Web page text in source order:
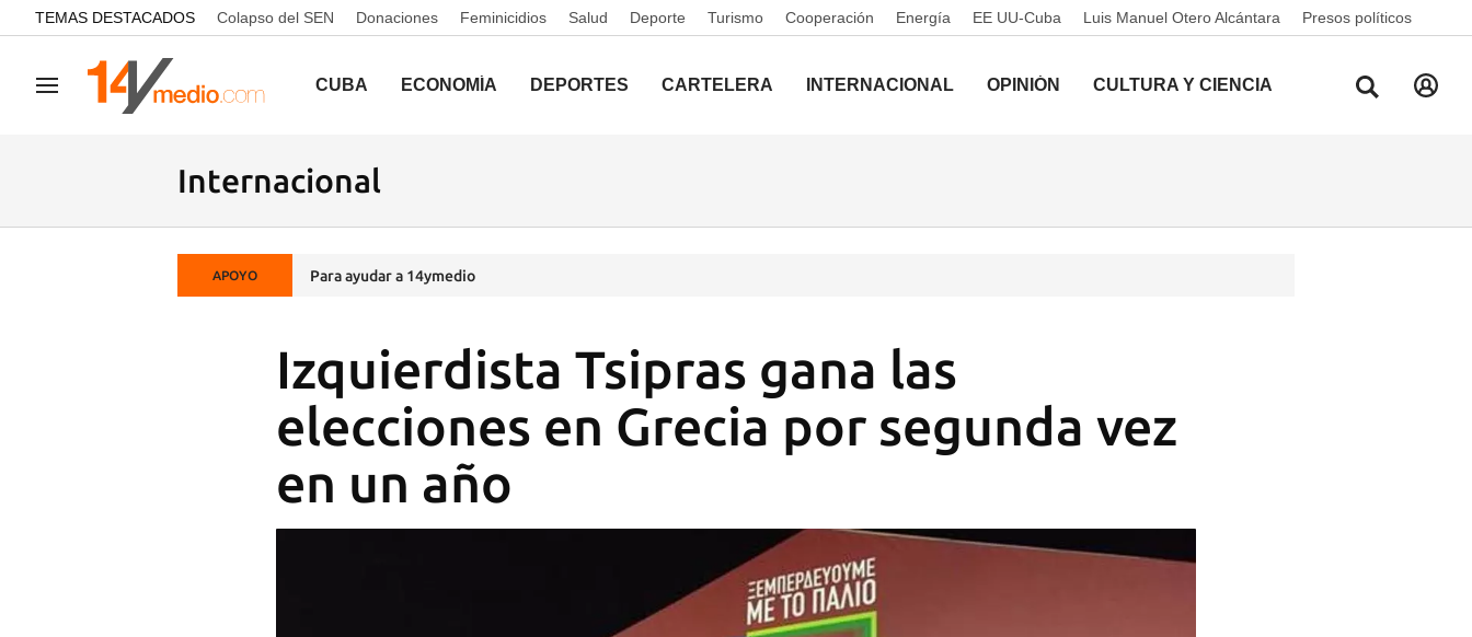
common.go-to-content
TEMAS DESTACADOS Colapso del SEN Donaciones Feminicidios Salud Deporte Turismo Cooperación Energía EE UU-Cuba Luis Manuel Otero Alcántara Presos políticos
Navegación CUBA ECONOMÍA DEPORTES CARTELERA INTERNACIONAL OPINIÓN CULTURA Y CIENCIA
Internacional
APOYO Para ayudar a 14ymedio
Izquierdista Tsipras gana las
elecciones en Grecia por segunda vez
en un año